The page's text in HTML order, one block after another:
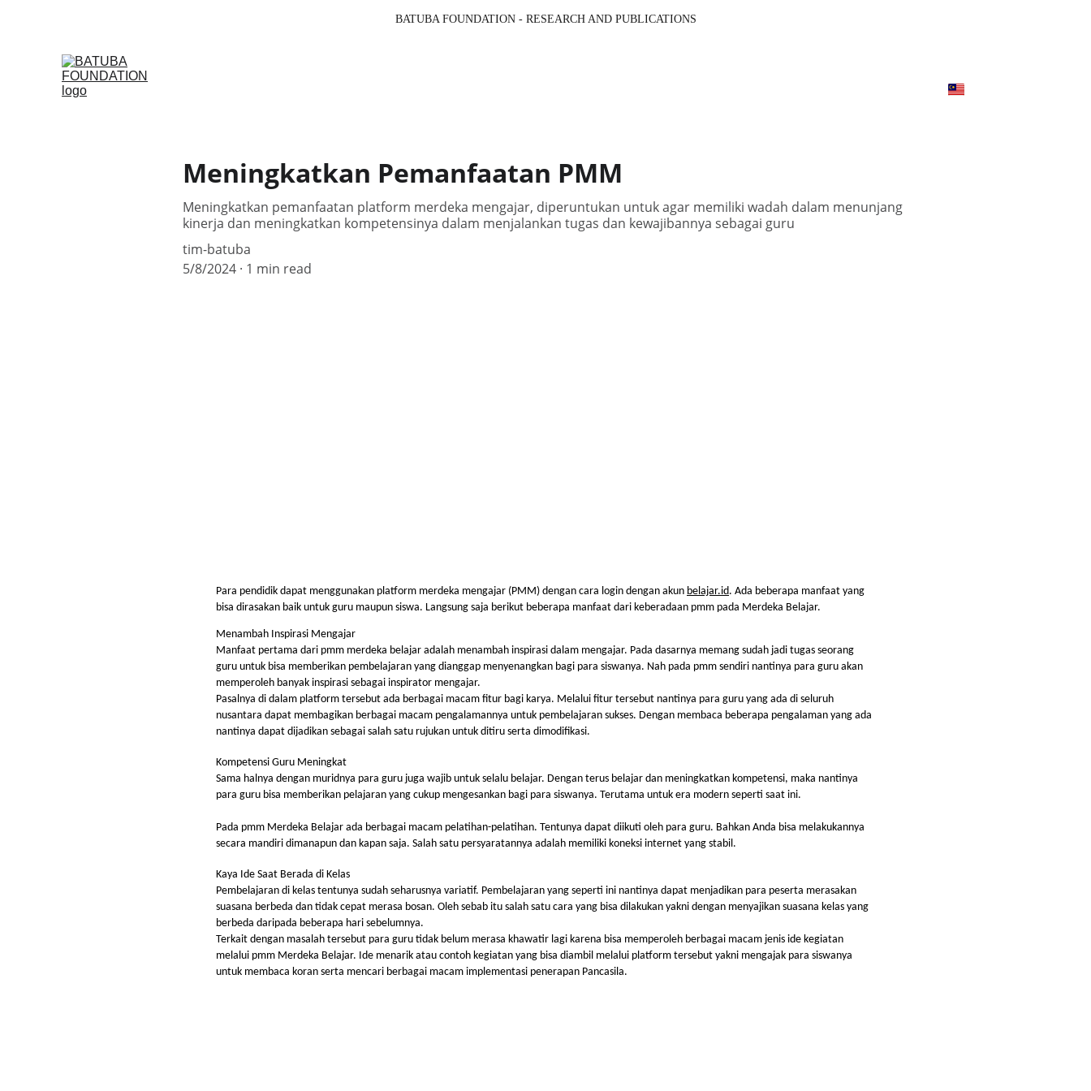
BATUBA FOUNDATION - RESEARCH AND PUBLICATIONS
Meningkatkan Pemanfaatan PMM
Meningkatkan pemanfaatan platform merdeka mengajar, diperuntukan untuk agar memiliki wadah dalam menunjang
kinerja dan meningkatkan kompetensinya dalam menjalankan tugas dan kewajibannya sebagai guru
tim-batuba
5/8/2024 1 min read
Para pendidik dapat menggunakan platform merdeka mengajar (PMM) dengan cara login dengan akun belajar.id. Ada beberapa manfaat yang
bisa dirasakan baik untuk guru maupun siswa. Langsung saja berikut beberapa manfaat dari keberadaan pmm pada Merdeka Belajar.
Menambah Inspirasi Mengajar
Manfaat pertama dari pmm merdeka belajar adalah menambah inspirasi dalam mengajar. Pada dasarnya memang sudah jadi tugas seorang
guru untuk bisa memberikan pembelajaran yang dianggap menyenangkan bagi para siswanya. Nah pada pmm sendiri nantinya para guru akan
memperoleh banyak inspirasi sebagai inspirator mengajar.
Pasalnya di dalam platform tersebut ada berbagai macam fitur bagi karya. Melalui fitur tersebut nantinya para guru yang ada di seluruh
nusantara dapat membagikan berbagai macam pengalamannya untuk pembelajaran sukses. Dengan membaca beberapa pengalaman yang ada
nantinya dapat dijadikan sebagai salah satu rujukan untuk ditiru serta dimodifikasi.
Kompetensi Guru Meningkat
Sama halnya dengan muridnya para guru juga wajib untuk selalu belajar. Dengan terus belajar dan meningkatkan kompetensi, maka nantinya
para guru bisa memberikan pelajaran yang cukup mengesankan bagi para siswanya. Terutama untuk era modern seperti saat ini.
Pada pmm Merdeka Belajar ada berbagai macam pelatihan-pelatihan. Tentunya dapat diikuti oleh para guru. Bahkan Anda bisa melakukannya
secara mandiri dimanapun dan kapan saja. Salah satu persyaratannya adalah memiliki koneksi internet yang stabil.
Kaya Ide Saat Berada di Kelas
Pembelajaran di kelas tentunya sudah seharusnya variatif. Pembelajaran yang seperti ini nantinya dapat menjadikan para peserta merasakan
suasana berbeda dan tidak cepat merasa bosan. Oleh sebab itu salah satu cara yang bisa dilakukan yakni dengan menyajikan suasana kelas yang
berbeda daripada beberapa hari sebelumnya.
Terkait dengan masalah tersebut para guru tidak belum merasa khawatir lagi karena bisa memperoleh berbagai macam jenis ide kegiatan
melalui pmm Merdeka Belajar. Ide menarik atau contoh kegiatan yang bisa diambil melalui platform tersebut yakni mengajak para siswanya
untuk membaca koran serta mencari berbagai macam implementasi penerapan Pancasila.